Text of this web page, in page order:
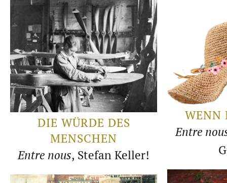
DIE WÜRDE DES
MENSCHEN
Entre nous, Stefan Keller!
WENN
Entre